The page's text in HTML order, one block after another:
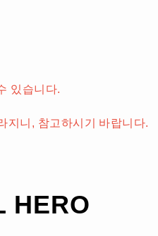
있습니다.
지니, 참고하시기 바랍니다.
HERO